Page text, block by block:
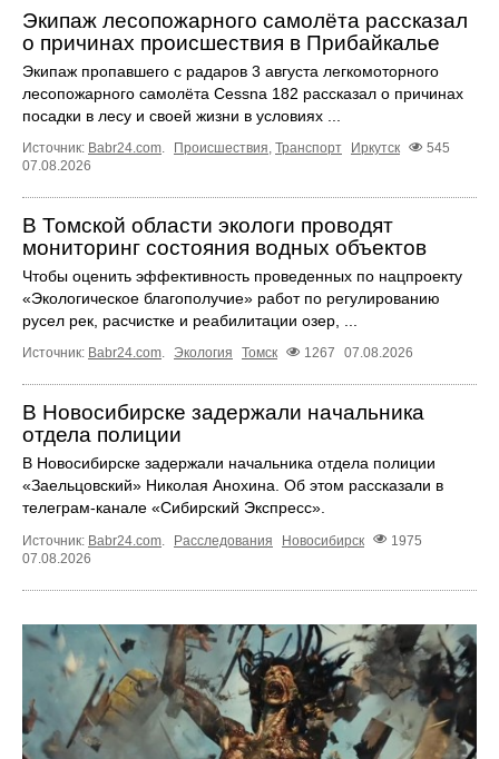
Экипаж лесопожарного самолёта рассказал
о причинах происшествия в Прибайкалье
Экипаж пропавшего с радаров 3 августа легкомоторного
лесопожарного самолёта Cessna 182 рассказал о причинах
посадки в лесу и своей жизни в условиях ...
Источник: Babr24.com. Происшествия, Транспорт Иркутск
545
07.08.2026
В Томской области экологи проводят
мониторинг состояния водных объектов
Чтобы оценить эффективность проведенных по нацпроекту
«Экологическое благополучие» работ по регулированию
русел рек, расчистке и реабилитации озер, ...
Источник: Babr24.com. Экология Томск 1267 07.08.2026
В Новосибирске задержали начальника
отдела полиции
В Новосибирске задержали начальника отдела полиции
«Заельцовский» Николая Анохина. Об этом рассказали в
телеграм-канале «Сибирский Экспресс».
Источник: Babr24.com Расследования Новосибирск
1975
07.08.2026